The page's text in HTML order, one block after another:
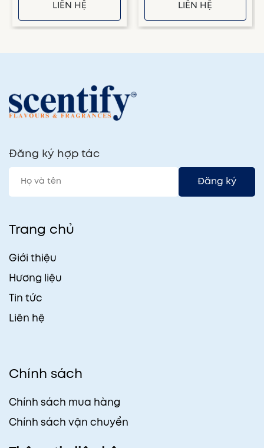
LIÊN HỆ LIÊN HỆ
Đăng ký hợp tác
Đăng ký
Trang chủ
Giới thiệu
Hương liệu
Tin tức
Liên hệ
Chính sách
Chính sách mua hàng
Chính sách vận chuyển